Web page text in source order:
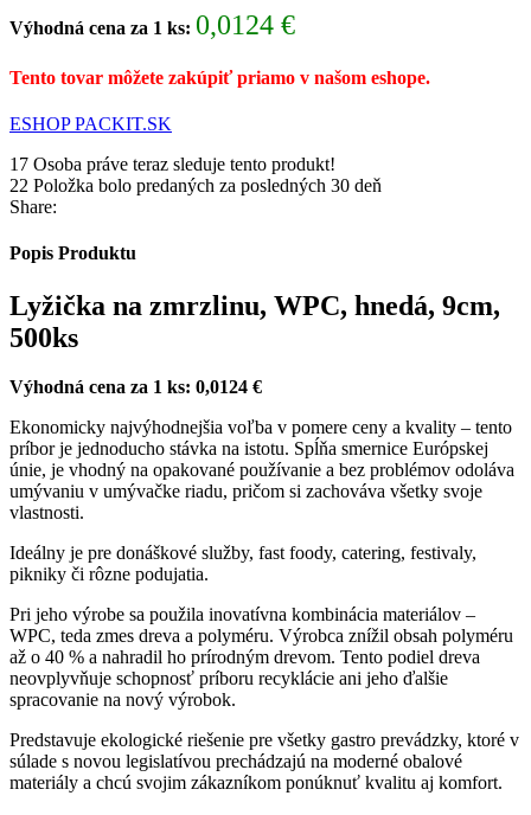
Výhodná cena za 1 ks: 0,0124 €
Tento tovar môžete zakúpiť priamo v našom eshope.
ESHOP PACKIT.SK
Pôvodná
cena
bola:
Aktuálna
cena
je:
17 Osoba práve teraz sleduje tento produkt!
22 Položka bolo predaných za posledných 30 deň
Share:
Popis Produktu
Lyžička na zmrzlinu, WPC, hnedá, 9cm,
500ks
Výhodná cena za 1 ks: 0,0124 €
Ekonomicky najvýhodnejšia voľba v pomere ceny a kvality – tento
príbor je jednoducho stávka na istotu. Spĺňa smernice Európskej
únie, je vhodný na opakované používanie a bez problémov odoláva
umývaniu v umývačke riadu, pričom si zachováva všetky svoje
vlastnosti.
Ideálny je pre donáškové služby, fast foody, catering, festivaly,
pikniky či rôzne podujatia.
Pri jeho výrobe sa použila inovatívna kombinácia materiálov –
WPC, teda zmes dreva a polyméru. Výrobca znížil obsah polyméru
až o 40 % a nahradil ho prírodným drevom. Tento podiel dreva
neovplyvňuje schopnosť príboru recyklácie ani jeho ďalšie
spracovanie na nový výrobok.
Predstavuje ekologické riešenie pre všetky gastro prevádzky, ktoré v
súlade s novou legislatívou prechádzajú na moderné obalové
materiály a chcú svojim zákazníkom ponúknuť kvalitu aj komfort.